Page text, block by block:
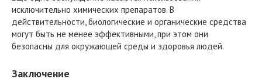
исключительно химических препаратов. В
действительности, биологические и органические средства
могут быть не менее эффективными, при этом они
безопасны для окружающей среды и здоровья людей.
Заключение